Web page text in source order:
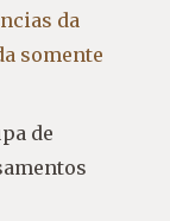
da
somente
de